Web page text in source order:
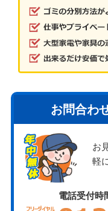
お問合わ
お
軽
電話受付